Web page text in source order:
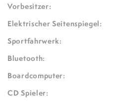
Vorbesitzer:
Elektrischer Seitenspiegel:
Sportfahrwerk:
Bluetooth:
Boardcomputer:
CD Spieler: